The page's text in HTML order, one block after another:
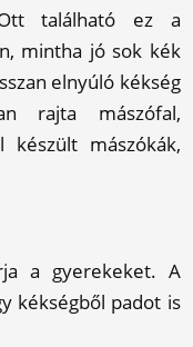
található ez a
mintha jó sok kék
elnyúló kékség
rajta mászófal,
készült mászókák,
a gyerekeket. A
kékségből padot is